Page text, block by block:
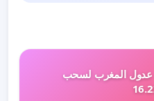
عدول المغرب لسحب